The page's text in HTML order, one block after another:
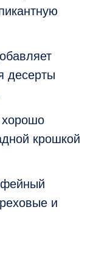
десерты
хорошо
крошкой
и